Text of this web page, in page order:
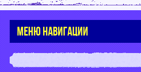
МЕНЮ НАВИГАЦИИ